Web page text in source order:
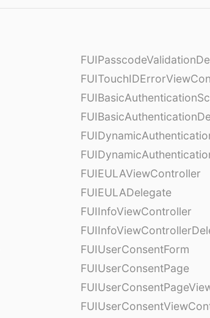
FUIEULAViewController
FUIEULADelegate
FUIInfoViewController
FUIUserConsentForm
FUIUserConsentPage